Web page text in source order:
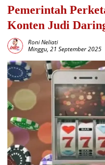
Pemerintah
Konten Judi
Roni Neliati
Minggu, 21 September 2025